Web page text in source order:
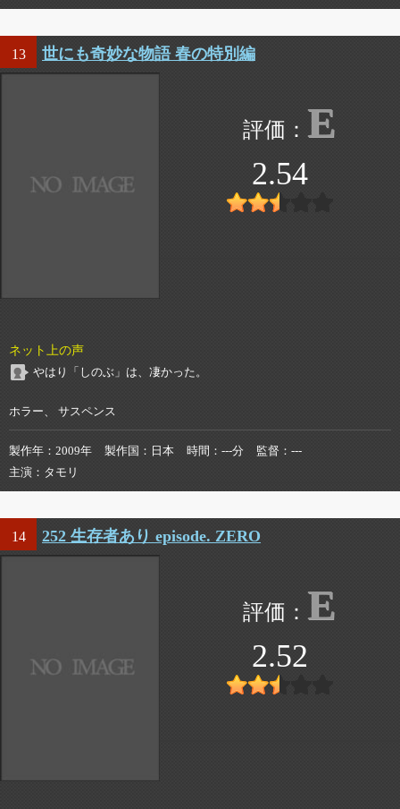
13 世にも奇妙な物語 春の特別編
E
2.54
ネット上の声
やはり「しのぶ」は、凄かった。
ホラー、 サスペンス
製作年 2009年 製作国 日本 時間 ---分 監督
---
主演
タモリ
14 252 生存者あり episode. ZERO
E
2.52